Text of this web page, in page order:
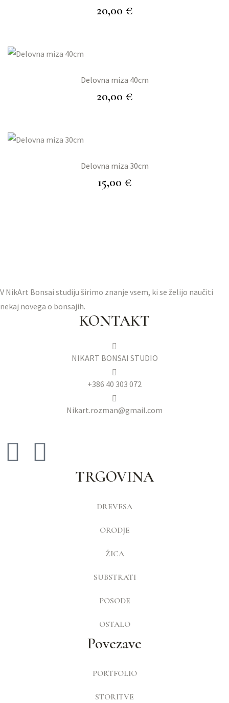
20,00 €
Delovna miza 40cm
20,00 €
Delovna miza 30cm
15,00 €
V NikArt Bonsai studiju širimo znanje vsem, ki se želijo naučiti
nekaj novega o bonsajih.
KONTAKT
NIKART BONSAI STUDIO
+386 40 303 072
Nikart.rozman@gmail.com
TRGOVINA
DREVESA
ORODJE
ŽICA
SUBSTRATI
POSODE
OSTALO
Povezave
PORTFOLIO
STORITVE